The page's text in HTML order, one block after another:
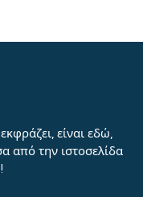
είναι εδώ,
από την ιστοσελίδα